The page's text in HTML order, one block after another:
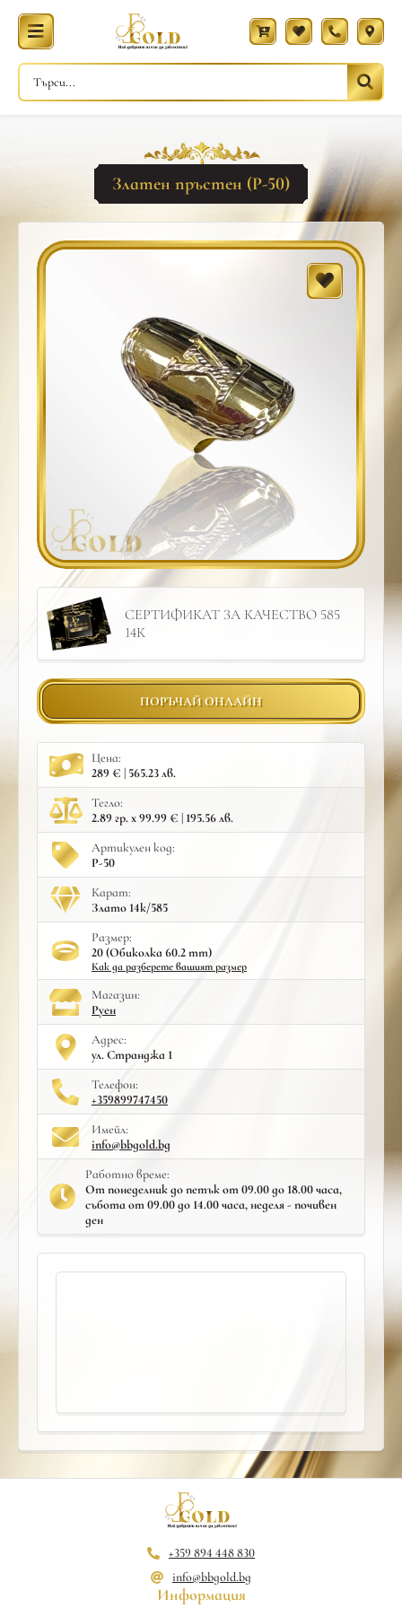
Златен пръстен (Р-50)
СЕРТИФИКАТ ЗА КАЧЕСТВО 585
14К
ПОРЪЧАЙ ОНЛАЙН
Цена:
289 € | 565.23 лв.
Тегло:
2.89 гр. x 99.99 € | 195.56 лв.
Артикулен код:
Р-50
Карат:
Злато 14к/585
Размер:
20 (Обиколка 60.2 mm)
Как да разберете вашият размер
Mагазин:
Руен
Адрес:
ул. Странджа 1
Телефон:
+359899747450
Имейл:
info@bbgold.bg
Работно време:
От понеделник до петък от 09.00 до 18.00 часа,
събота от 09.00 до 14.00 часа, неделя - почивен
ден
+359 894 448 830
info@bbgold.bg
Информация